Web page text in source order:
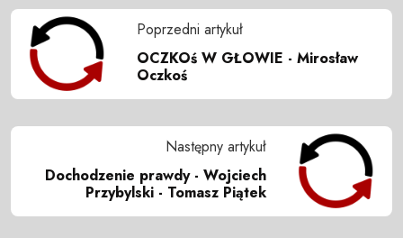
Poprzedni artykuł
OCZKOś W GŁOWIE - Mirosław
Oczkoś
Następny artykuł
Dochodzenie prawdy - Wojciech
Przybylski - Tomasz Piątek